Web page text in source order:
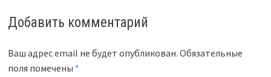
Добавить комментарий
Ваш адрес email не будет опубликован. Обязательные
поля помечены *